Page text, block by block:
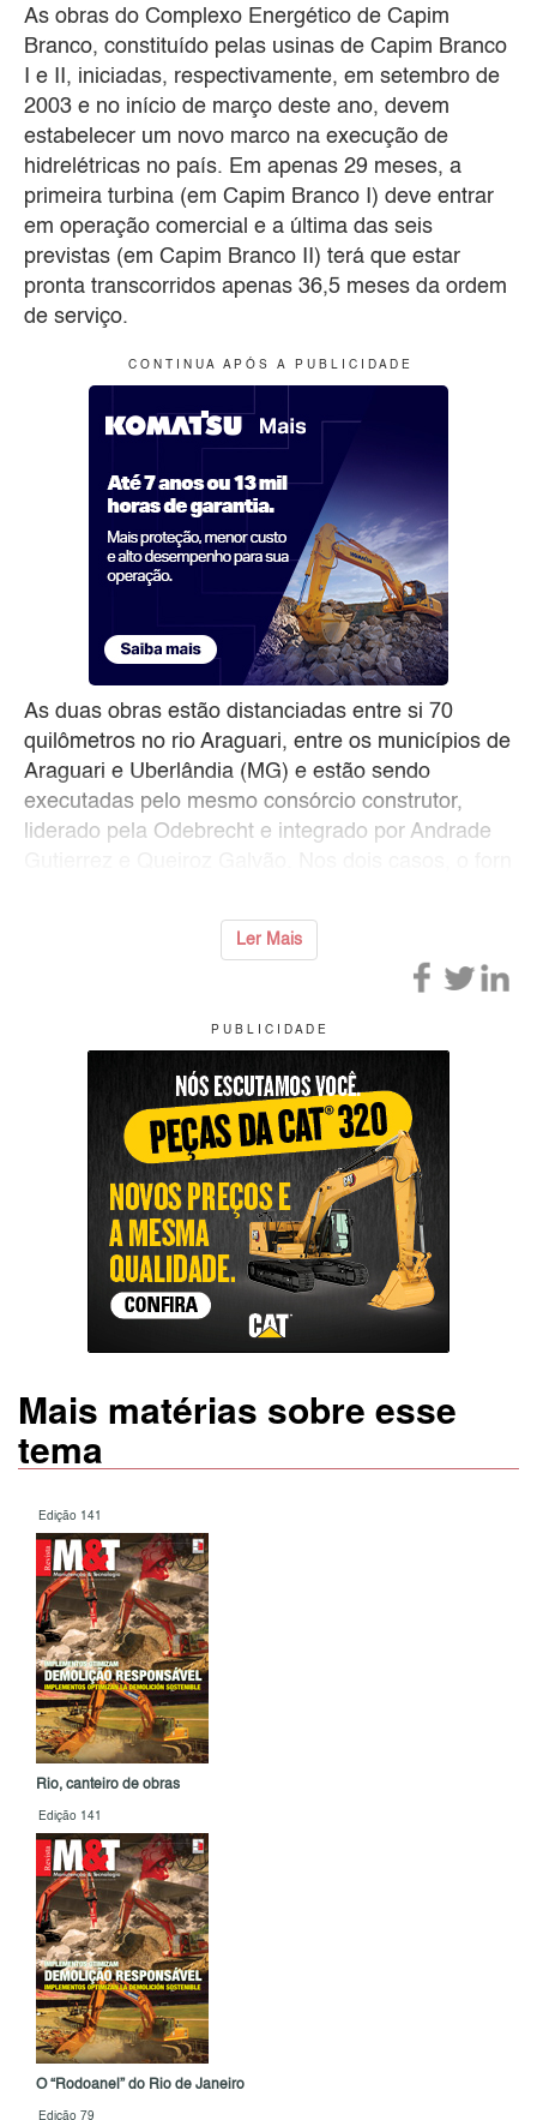
As obras do Complexo Energético de Capim
Branco, constituído pelas usinas de Capim Branco
I e II, iniciadas, respectivamente, em setembro de
2003 e no início de março deste ano, devem
estabelecer um novo marco na execução de
hidrelétricas no país. Em apenas 29 meses, a
primeira turbina (em Capim Branco I) deve entrar
em operação comercial e a última das seis
previstas (em Capim Branco II) terá que estar
pronta transcorridos apenas 36,5 meses da ordem
de serviço.
C O N T I N U A A P Ó S A P U B L I C I D A D E
As duas obras estão distanciadas entre si 70
quilômetros no rio Araguari, entre os municípios de
Araguari e Uberlândia (MG) e estão sendo
executadas pelo mesmo consórcio construtor,
liderado pela Odebrecht e integrado por Andrade
Ler Mais
P U B L I C I D A D E
Mais matérias sobre esse
tema
Edição 141
Rio, canteiro de obras
Edição 141
O “Rodoanel” do Rio de Janeiro
Edição 79